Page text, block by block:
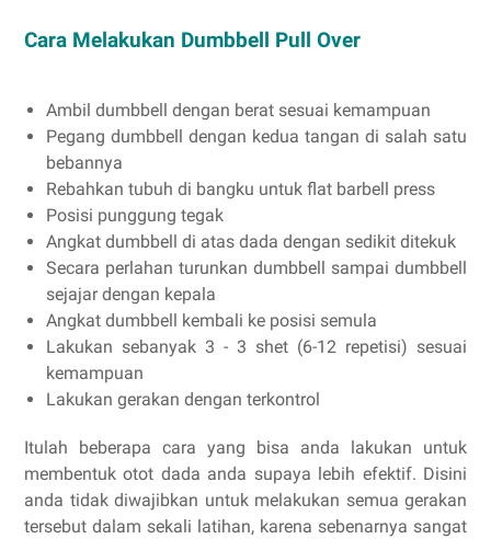
Cara Melakukan Dumbbell Pull Over
Ambil dumbbell dengan berat sesuai kemampuan
Pegang dumbbell dengan kedua tangan di salah satu
bebannya
Rebahkan tubuh di bangku untuk flat barbell press
Posisi punggung tegak
Angkat dumbbell di atas dada dengan sedikit ditekuk
Secara perlahan turunkan dumbbell sampai dumbbell
sejajar dengan kepala
Angkat dumbbell kembali ke posisi semula
Lakukan sebanyak 3 - 3 shet (6-12 repetisi) sesuai
kemampuan
Lakukan gerakan dengan terkontrol
Itulah beberapa cara yang bisa anda lakukan untuk
membentuk otot dada anda supaya lebih efektif. Disini
anda tidak diwajibkan untuk melakukan semua gerakan
tersebut dalam sekali latihan, karena sebenarnya sangat